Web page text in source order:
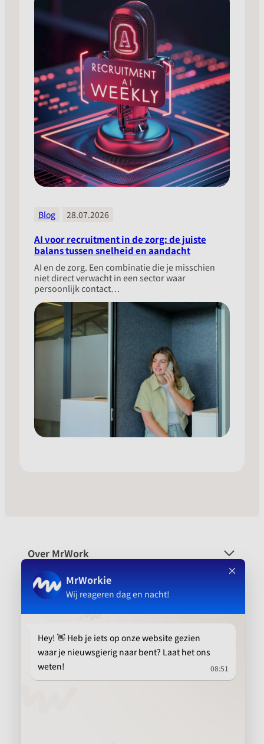
Blog 28.07.2026
AI voor recruitment in de zorg: de juiste
balans tussen snelheid en aandacht
​AI en de zorg. Een combinatie die je misschien
niet direct verwacht in een sector waar
persoonlijk contact…
Over MrWork
Voor wie
Platform